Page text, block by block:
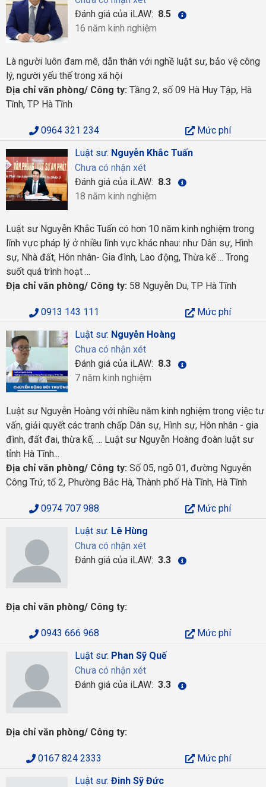
Đánh giá của iLAW: 8.5
16 năm kinh nghiệm
Là người luôn đam mê, dẫn thân với nghề luật sư, bảo vệ công
lý, người yếu thế trong xã hội
Địa chỉ văn phòng/ Công ty: Tầng 2, số 09 Hà Huy Tập, Hà
Tĩnh, TP Hà Tĩnh
0964 321 234
Mức phí
Luật sư: Nguyễn Khắc Tuấn
Chưa có nhận xét
Đánh giá của iLAW: 8.3
18 năm kinh nghiệm
Luật sư Nguyễn Khắc Tuấn có hơn 10 năm kinh nghiệm trong
lĩnh vực pháp lý ở nhiều lĩnh vực khác nhau: như Dân sự, Hình
sự, Nhà đất, Hôn nhân- Gia đình, Lao động, Thừa kế ... Trong
suốt quá trình hoạt ...
Địa chỉ văn phòng/ Công ty: 58 Nguyễn Du, TP Hà Tĩnh
0913 143 111
Mức phí
Luật sư: Nguyễn Hoàng
Chưa có nhận xét
Đánh giá của iLAW: 8.3
7 năm kinh nghiệm
Luật sư Nguyễn Hoàng với nhiều năm kinh nghiệm trong việc tư
vấn, giải quyết các tranh chấp Dân sự, Hình sự, Hôn nhân - gia
đình, đất đai, thừa kế, … Luật sư Nguyễn Hoàng đoàn luật sư
tỉnh Hà Tĩnh...
Địa chỉ văn phòng/ Công ty: Số 05, ngõ 01, đường Nguyễn
Công Trứ, tổ 2, Phường Bắc Hà, Thành phố Hà Tĩnh, Hà Tĩnh
0974 707 988
Mức phí
Luật sư: Lê Hùng
Chưa có nhận xét
Đánh giá của iLAW: 3.3
Địa chỉ văn phòng/ Công ty:
0943 666 968
Mức phí
Luật sư: Phan Sỹ Quế
Chưa có nhận xét
Đánh giá của iLAW: 3.3
Địa chỉ văn phòng/ Công ty:
0167 824 2333
Mức phí
Luật sư: Đinh Sỹ Đức